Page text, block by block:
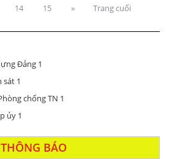
14 15 » Trang cuối
THÔNG BÁO